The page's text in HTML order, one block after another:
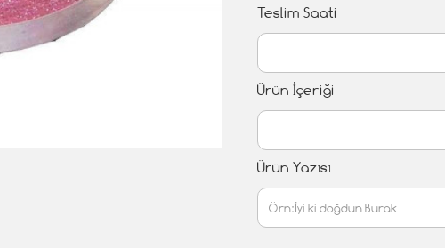
Teslim Saati
Ürün İçeriği
Ürün Yazısı